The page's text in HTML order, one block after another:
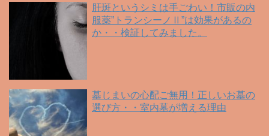
肝斑というシミは手ごわい！市販の内
服薬”トランシーノⅡ”は効果があるの
か・・検証してみました。
墓じまいの心配ご無用！正しいお墓の
選び方・・室内墓が増える理由